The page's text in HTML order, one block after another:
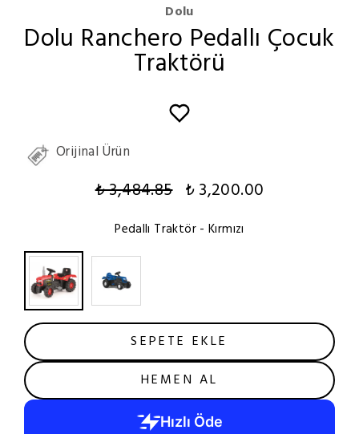
Dolu
Dolu Ranchero Pedallı Çocuk
Traktörü
Orijinal Ürün
₺ 3,484.85 ₺ 3,200.00
Pedallı Traktör- Kırmızı
SEPETE EKLE
HEMEN AL